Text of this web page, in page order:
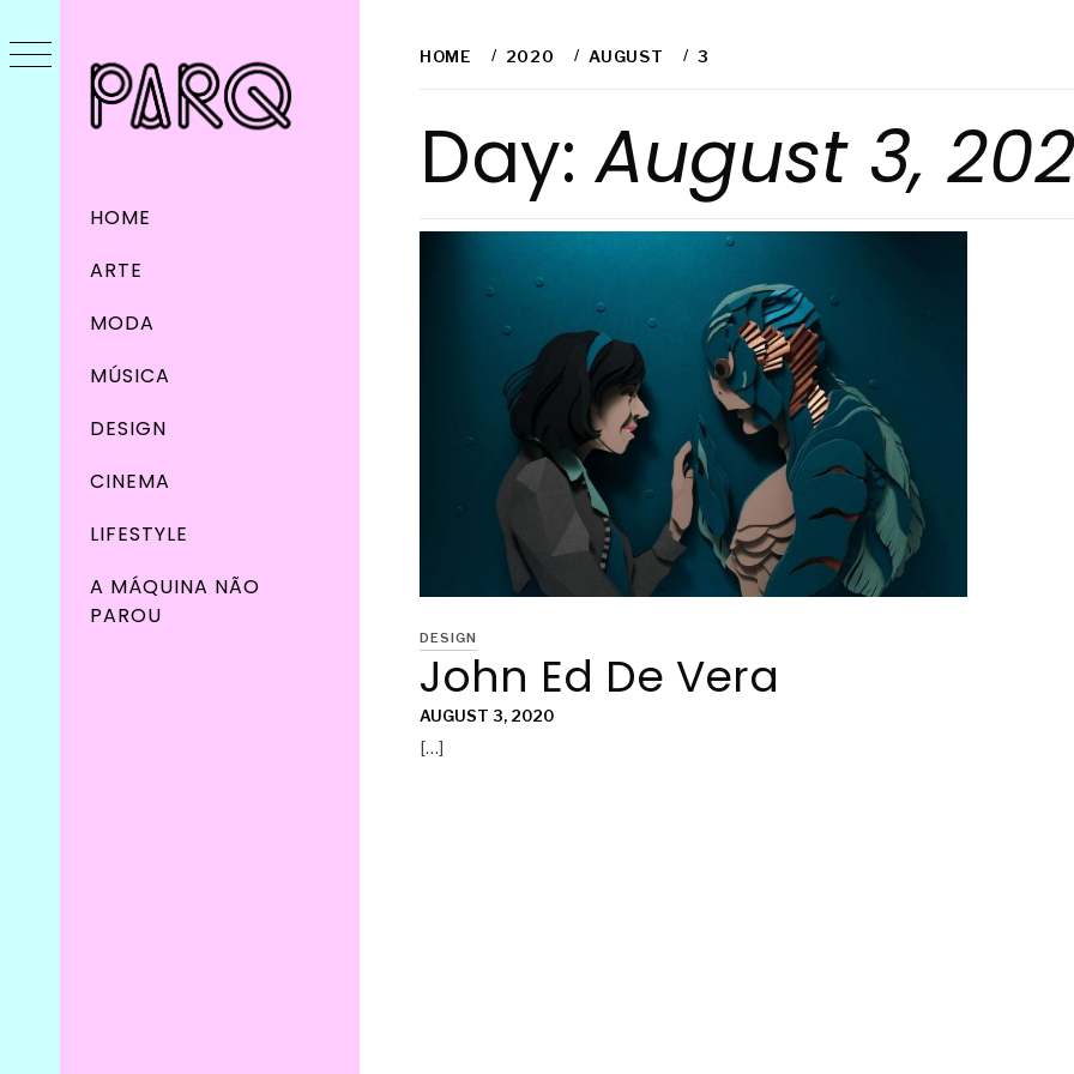
MenuHOME
ARTE
MODA
MÚSICA
DESIGN
CINEMA
LIFESTYLE
A MÁQUINA NÃO
PAROU
to
HOME 2020 AUGUST 3
Day:August 3,
DESIGN
John Ed De Vera
AUGUST 3, 2020
[…]